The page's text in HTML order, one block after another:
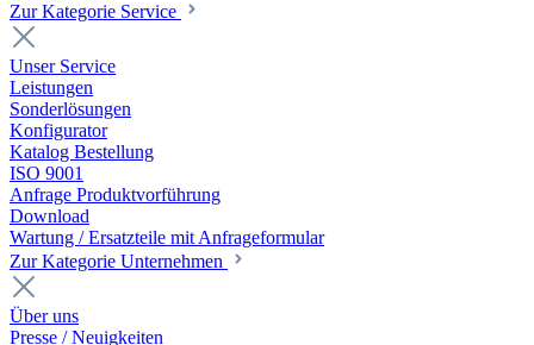
Zur Kategorie Service
Unser Service
Leistungen
Sonderlösungen
Konfigurator
Katalog Bestellung
ISO 9001
Anfrage Produktvorführung
Download
Wartung / Ersatzteile mit Anfrageformular
Zur Kategorie Unternehmen
Über uns
Presse / Neuigkeiten